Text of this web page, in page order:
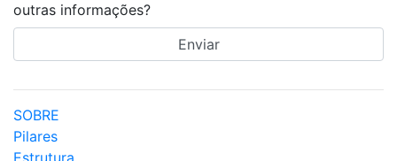
outras informações?
SOBRE
Pilares
Estrutura